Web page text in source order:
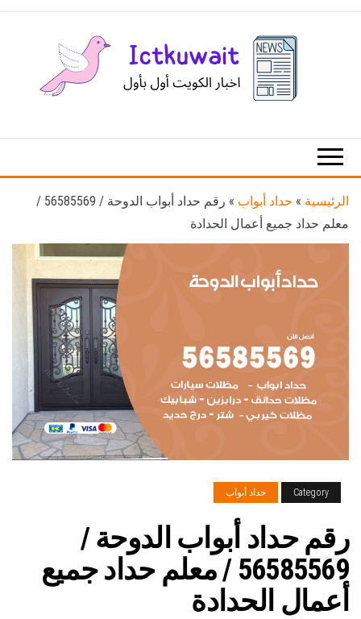
الكويت
الرئيسية » حداد أبواب »
رقم حداد أبواب الدوحة / 56585569 /
معلم حداد جميع أعمال الحدادة
Category حداد أبواب
رقم حداد أبواب الدوحة /
56585569 / معلم حداد جميع
أعمال الحدادة